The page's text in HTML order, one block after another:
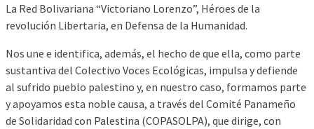
La Red Bolivariana “Victoriano Lorenzo”, Héroes de la
revolución Libertaria, en Defensa de la Humanidad.
Nos une e identifica, además, el hecho de que ella, como parte
sustantiva del Colectivo Voces Ecológicas, impulsa y defiende
al sufrido pueblo palestino y, en nuestro caso, formamos parte
y apoyamos esta noble causa, a través del Comité Panameño
de Solidaridad con Palestina (COPASOLPA), que dirige, con